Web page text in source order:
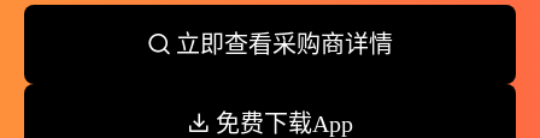
立即查看采购商详情
免费下载App